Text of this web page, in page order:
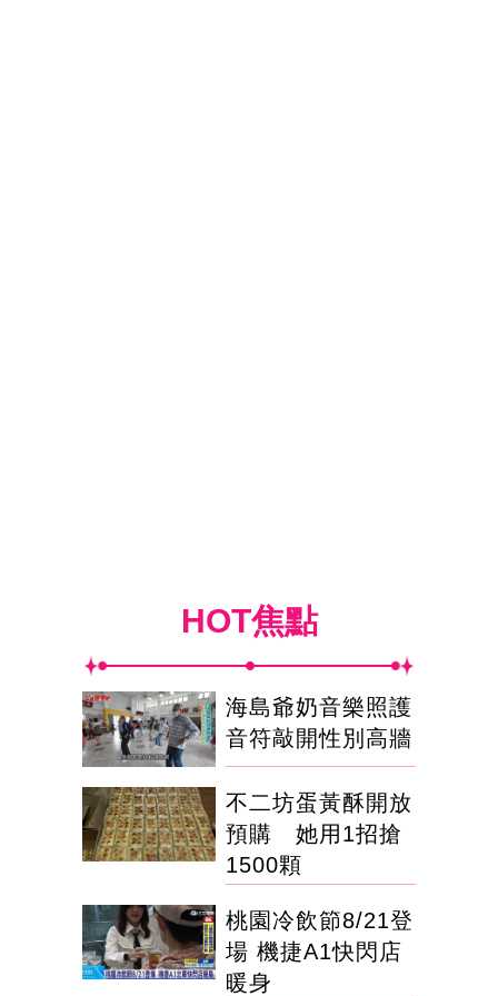
HOT焦點
海島爺奶音樂照護
音符敲開性別高牆
不二坊蛋黃酥開放
預購 她用1招搶
1500顆
桃園冷飲節8/21登
場 機捷A1快閃店
暖身